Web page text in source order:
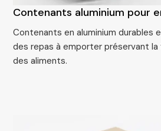
Contenants aluminium pour
Contenants en aluminium durables
des repas à emporter préservant
des aliments.